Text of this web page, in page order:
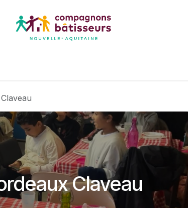
Claveau